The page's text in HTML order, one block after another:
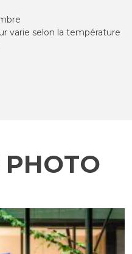
varie selon la température
PHOTO